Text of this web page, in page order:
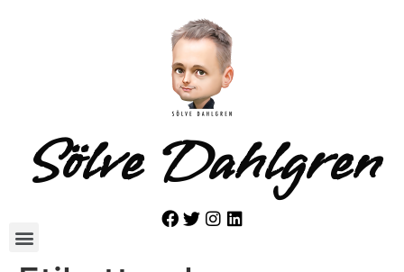
Sölve Dahlgren